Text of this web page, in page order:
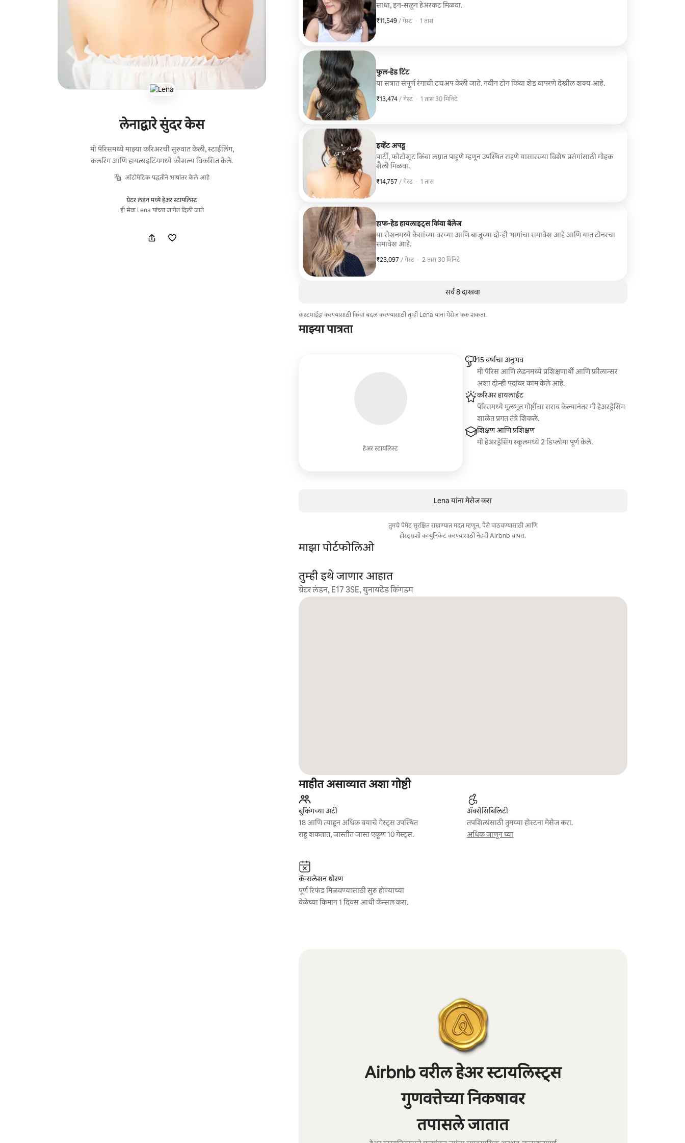
लेनाद्वारे सुंदर केस
मी पॅरिसमध्ये माझ्या करिअरची सुरुवात केली, स्टाईलिंग,
कलरिंग आणि हायलाइटिंगमध्ये कौशल्य विकसित केले.
ऑटोमॅटिक पद्धतीने भाषांतर केले आहे
ग्रेटर लंडन मध्ये हेअर स्टायलिस्ट
ही सेवा Lena यांच्या जागेत दिली जाते
साधा, इन-सलून हेअरकट मिळवा.
₹11,549 / गेस्ट
₹11,549 प्रति गेस्ट
, · 1 तास
फुल-हेड टिंट
या सत्रात संपूर्ण रंगाची टचअप केली जाते. नवीन टोन किंवा शेड वापरणे देखील शक्य आहे.
₹13,474 / गेस्ट
₹13,474 प्रति गेस्ट
, · 1 तास 30 मिनिटे
इव्हेंट अपडू
पार्टी, फोटोशूट किंवा लग्नात पाहुणे म्हणून उपस्थित राहणे यासारख्या विशेष प्रसंगांसाठी मोहक
शैली मिळवा.
₹14,757 / गेस्ट
₹14,757 प्रति गेस्ट
, · 1 तास
हाफ-हेड हायलाइट्स किंवा बॅलेज
या सेशनमध्ये केसांच्या वरच्या आणि बाजूच्या दोन्ही भागांचा समावेश आहे आणि यात टोनरचा
समावेश आहे.
₹23,097 / गेस्ट
₹23,097 प्रति गेस्ट
, · 2 तास 30 मिनिटे
सर्व 8 दाखवा
कस्टमाईझ करण्यासाठी किंवा बदल करण्यासाठी तुम्ही Lena यांना मेसेज करू शकता.
माझ्या पात्रता
हेअर स्टायलिस्ट
15 वर्षांचा अनुभव
मी पॅरिस आणि लंडनमध्ये प्रशिक्षणार्थी आणि फ्रीलान्सर
अशा दोन्ही पदांवर काम केले आहे.
करिअर हायलाईट
पॅरिसमध्ये मूलभूत गोष्टींचा सराव केल्यानंतर मी हेअरड्रेसिंग
शाळेत प्रगत तंत्रे शिकले.
शिक्षण आणि प्रशिक्षण
मी हेअरड्रेसिंग स्कूलमध्ये 2 डिप्लोमा पूर्ण केले.
Lena यांना मेसेज करा
तुमचे पेमेंट सुरक्षित राखण्यात मदत म्हणून, पैसे पाठवण्यासाठी आणि
होस्ट्सशी कम्युनिकेट करण्यासाठी नेहमी Airbnb वापरा.
माझा पोर्टफोलिओ
तुम्ही इथे जाणार आहात
ग्रेटर लंडन, E17 3SE, युनायटेड किंगडम
माहीत असाव्यात अशा गोष्टी
बुकिंगच्या अटी
18 आणि त्याहून अधिक वयाचे गेस्ट्स उपस्थित
राहू शकतात, जास्तीत जास्त एकूण 10 गेस्ट्स.
ॲक्सेसिबिलिटी
तपशिलांसाठी तुमच्या होस्टना मेसेज करा.
अधिक जाणून घ्या
कॅन्सलेशन धोरण
पूर्ण रिफंड मिळवण्यासाठी सुरू होण्याच्या
वेळेच्या किमान 1 दिवस आधी कॅन्सल करा.
Airbnb वरील हेअर स्टायलिस्ट्स
गुणवत्तेच्या निकषावर
तपासले जातात